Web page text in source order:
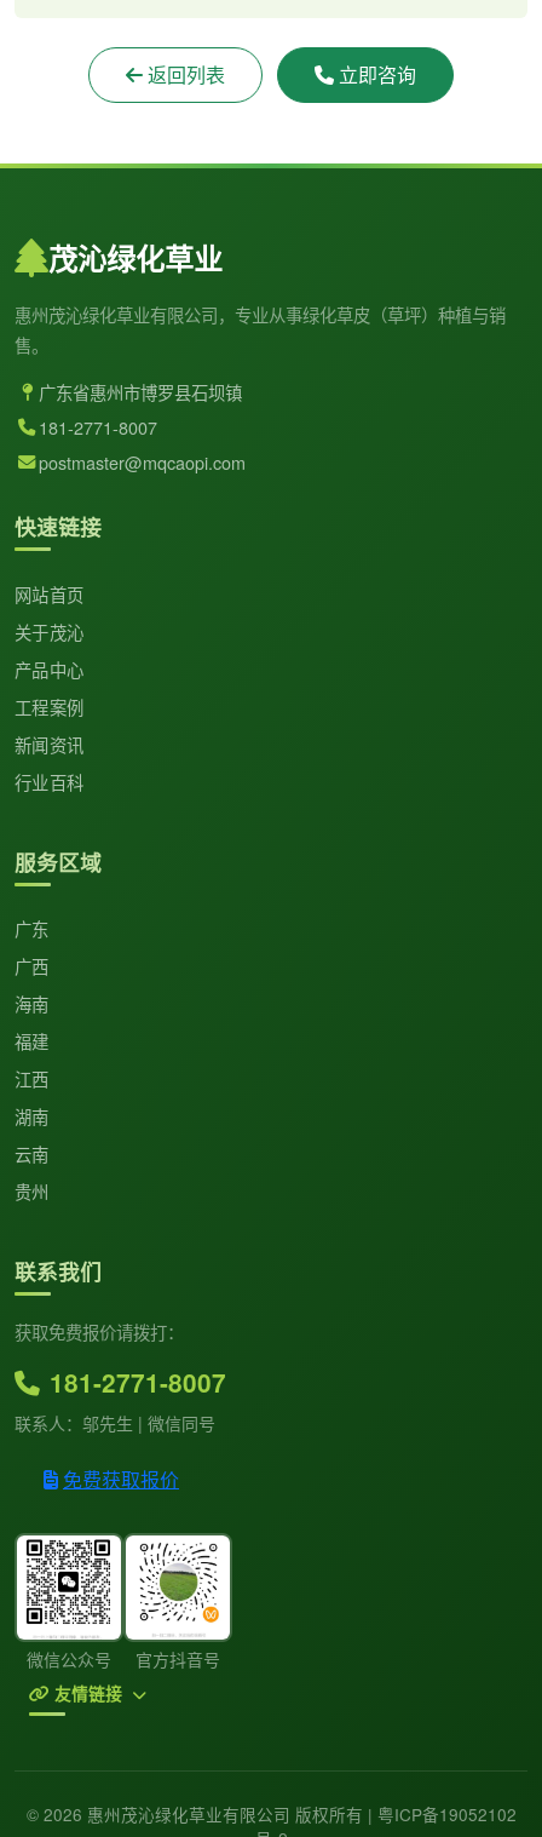
返回列表 立即咨询
茂沁绿化草业
惠州茂沁绿化草业有限公司，专业从事绿化草皮（草坪）种植与销
售。
广东省惠州市博罗县石坝镇
181-2771-8007
postmaster@mqcaopi.com
快速链接
网站首页
关于茂沁
产品中心
工程案例
新闻资讯
行业百科
服务区域
广东
广西
海南
福建
江西
湖南
云南
贵州
联系我们
获取免费报价请拨打：
181-2771-8007
联系人：邬先生 | 微信同号
免费获取报价
微信公众号 官方抖音号
友情链接
© 2026 惠州茂沁绿化草业有限公司 版权所有 | 粤ICP备19052102